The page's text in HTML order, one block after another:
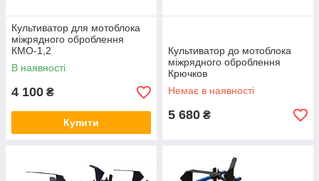
Культиватор для мотоблока
міжрядного оброблення
КМО-1,2
В наявності
4 100 ₴
Купити
Культиватор до мотоблока
міжрядного оброблення
Крючков
Немає в наявності
5 680 ₴